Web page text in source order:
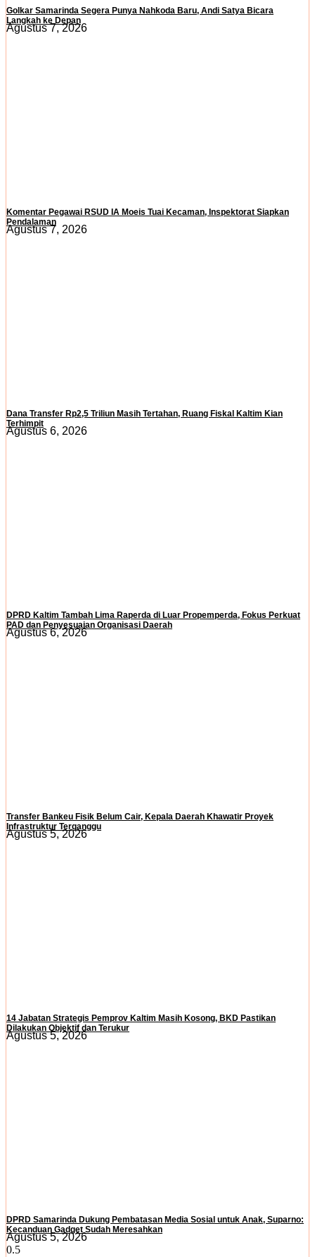
Golkar Samarinda Segera Punya Nahkoda Baru, Andi Satya Bicara
Langkah ke Depan
Agustus 7, 2026
Komentar Pegawai RSUD IA Moeis Tuai Kecaman, Inspektorat Siapkan
Pendalaman
Agustus 7, 2026
Dana Transfer Rp2,5 Triliun Masih Tertahan, Ruang Fiskal Kaltim Kian
Terhimpit
Agustus 6, 2026
DPRD Kaltim Tambah Lima Raperda di Luar Propemperda, Fokus Perkuat
PAD dan Penyesuaian Organisasi Daerah
Agustus 6, 2026
Transfer Bankeu Fisik Belum Cair, Kepala Daerah Khawatir Proyek
Infrastruktur Terganggu
Agustus 5, 2026
14 Jabatan Strategis Pemprov Kaltim Masih Kosong, BKD Pastikan
Dilakukan Objektif dan Terukur
Agustus 5, 2026
DPRD Samarinda Dukung Pembatasan Media Sosial untuk Anak, Suparno:
Kecanduan Gadget Sudah Meresahkan
Agustus 5, 2026